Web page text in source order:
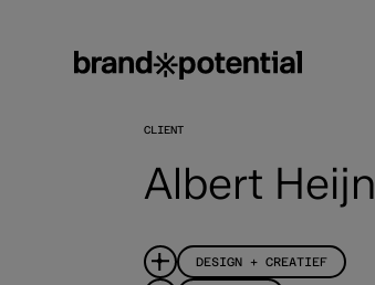
CLIENT
Albert Heijn
DESIGN + CREATIEF